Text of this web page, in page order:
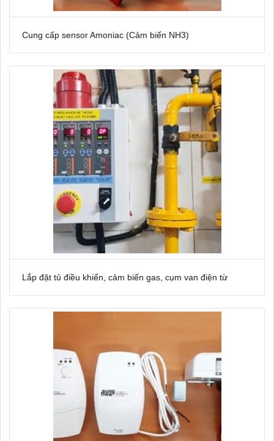
Cung cấp sensor Amoniac (Cảm biến NH3)
Lắp đặt tủ điều khiển, cảm biến gas, cụm van điện từ